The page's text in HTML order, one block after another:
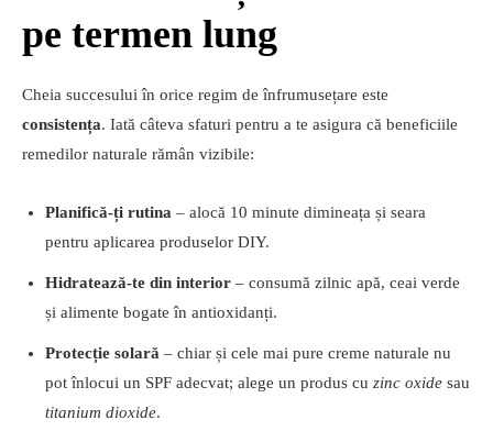
pe termen lung
Cheia succesului în orice regim de înfrumusețare este
consistența. Iată câteva sfaturi pentru a te asigura că beneficiile
remedilor naturale rămân vizibile:
Planifică-ți rutina – alocă 10 minute dimineața și seara
pentru aplicarea produselor DIY.
Hidratează-te din interior – consumă zilnic apă, ceai verde
și alimente bogate în antioxidanți.
Protecție solară – chiar și cele mai pure creme naturale nu
pot înlocui un SPF adecvat; alege un produs cu zinc oxide sau
titanium dioxide.